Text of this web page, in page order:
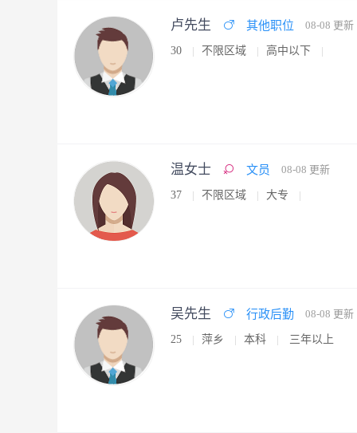
卢先生 其他职位 08-08 更新
30 不限区域 高中以下
温女士 文员 08-08 更新
37 不限区域 大专
吴先生 行政后勤 08-08 更新
25 萍乡 本科 三年以上